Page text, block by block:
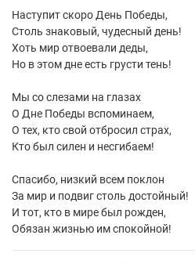
Наступит скоро День Победы,
Столь знаковый, чудесный день!
Хоть мир отвоевали деды,
Но в этом дне есть грусти тень!
Мы со слезами на глазах
О Дне Победы вспоминаем,
О тех, кто свой отбросил страх,
Кто был силен и несгибаем!
Спасибо, низкий всем поклон
За мир и подвиг столь достойный!
И тот, кто в мире был рожден,
Обязан жизнью им спокойной!